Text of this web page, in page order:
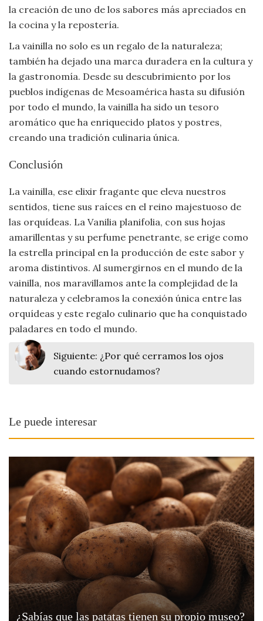
la creación de uno de los sabores más apreciados en
la cocina y la repostería.
La vainilla no solo es un regalo de la naturaleza;
también ha dejado una marca duradera en la cultura y
la gastronomía. Desde su descubrimiento por los
pueblos indígenas de Mesoamérica hasta su difusión
por todo el mundo, la vainilla ha sido un tesoro
aromático que ha enriquecido platos y postres,
creando una tradición culinaria única.
Conclusión
La vainilla, ese elixir fragante que eleva nuestros
sentidos, tiene sus raíces en el reino majestuoso de
las orquídeas. La Vanilia planifolia, con sus hojas
amarillentas y su perfume penetrante, se erige como
la estrella principal en la producción de este sabor y
aroma distintivos. Al sumergirnos en el mundo de la
vainilla, nos maravillamos ante la complejidad de la
naturaleza y celebramos la conexión única entre las
orquídeas y este regalo culinario que ha conquistado
paladares en todo el mundo.
Siguiente: ¿Por qué cerramos los ojos
cuando estornudamos?
Le puede interesar
¿Sabías que las patatas tienen su propio museo?